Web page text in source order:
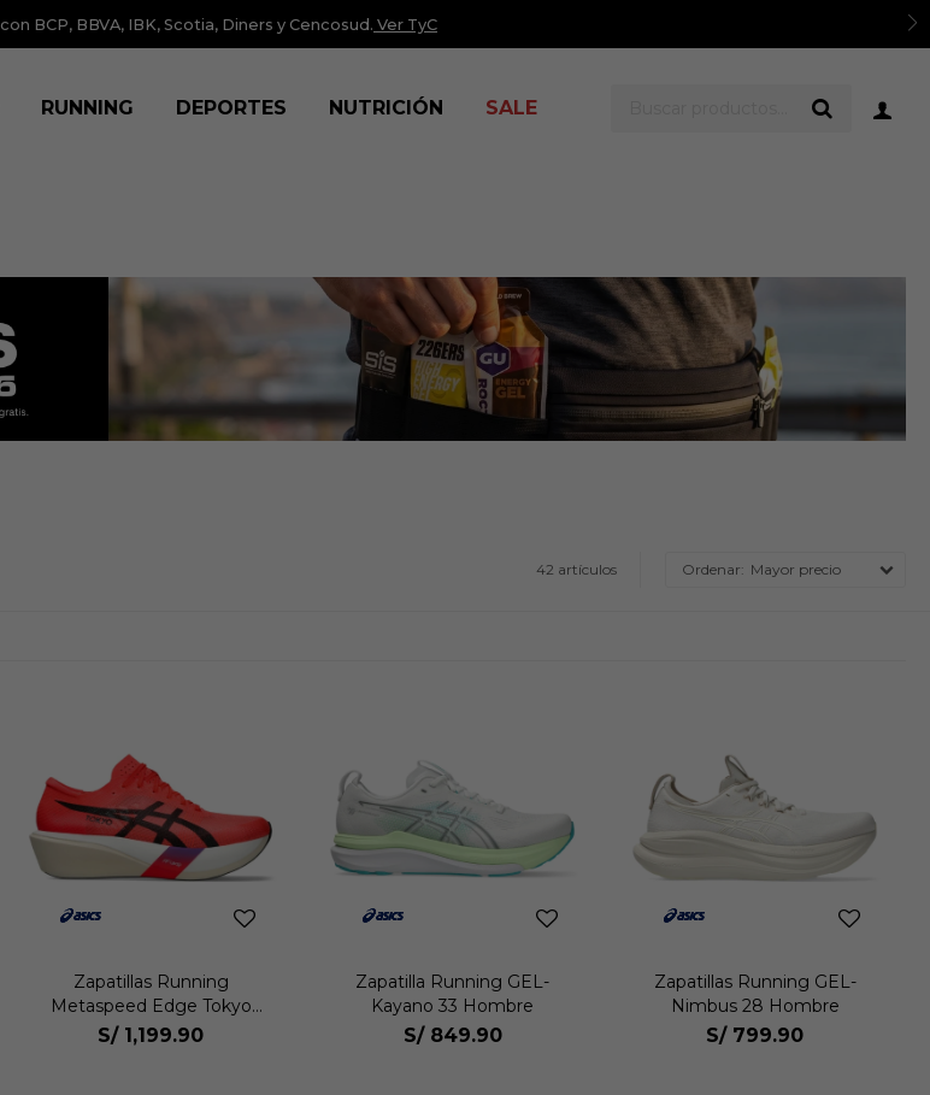
con BCP, BBVA, IBK, Scotia, Diners y Cencosud. Ver TyC
RUNNING DEPORTES NUTRICIÓN SALE
42 artículos Mayor precio
Zapatillas Running
Metaspeed Edge Tokyo
Unisex
S/ 1,199.90
Zapatilla Running GEL-
Kayano 33 Hombre
S/ 849.90
Zapatillas Running GEL-
Nimbus 28 Hombre
S/ 799.90